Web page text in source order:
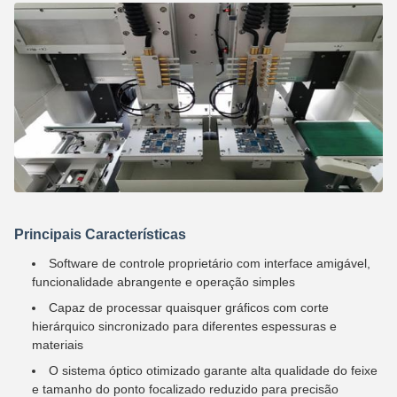
Principais Características
Software de controle proprietário com interface amigável,
funcionalidade abrangente e operação simples
Capaz de processar quaisquer gráficos com corte
hierárquico sincronizado para diferentes espessuras e
materiais
O sistema óptico otimizado garante alta qualidade do feixe
e tamanho do ponto focalizado reduzido para precisão